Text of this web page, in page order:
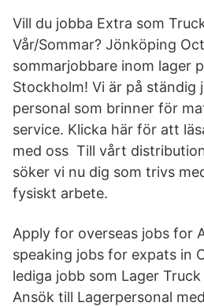
Vill du jobba Extra som
Vår/Sommar? Jönköping
sommarjobbare inom lager
Stockholm! Vi är på ständig
personal som brinner för
service. Klicka här för att
med oss Till vårt
söker vi nu dig som trivs
fysiskt arbete.
Apply for overseas jobs for
speaking jobs for expats in
lediga jobb som Lager
Ansök till Lagerpersonal